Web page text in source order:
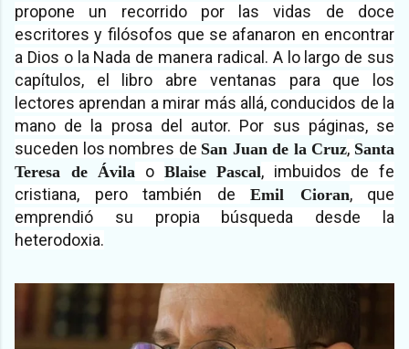
propone un recorrido por las vidas de doce
escritores y filósofos que se afanaron en encontrar
a Dios o la Nada de manera radical. A lo largo de sus
capítulos, el libro abre ventanas para que los
lectores aprendan a mirar más allá, conducidos de la
mano de la prosa del autor. Por sus páginas, se
suceden los nombres de San Juan de la Cruz, Santa
Teresa de Ávila o Blaise Pascal, imbuidos de fe
cristiana, pero también de Emil Cioran, que
emprendió su propia búsqueda desde la
heterodoxia.